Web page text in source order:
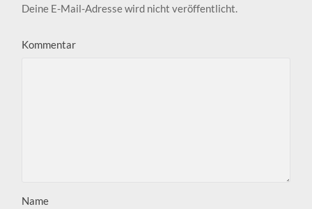
Deine E-Mail-Adresse wird nicht veröffentlicht.
Kommentar
Name